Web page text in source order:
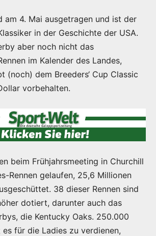
am 4. Mai ausgetragen und ist der
in der Geschichte der USA.
aber noch nicht das
im Kalender des Landes,
(noch) dem Breeders‘ Cup Classic
vorbehalten.
beim Frühjahrsmeeting in Churchill
Rennen gelaufen, 25,6 Millionen
38 dieser Rennen sind
dotiert, darunter auch das
die Kentucky Oaks. 250.000
für die Ladies zu verdienen,